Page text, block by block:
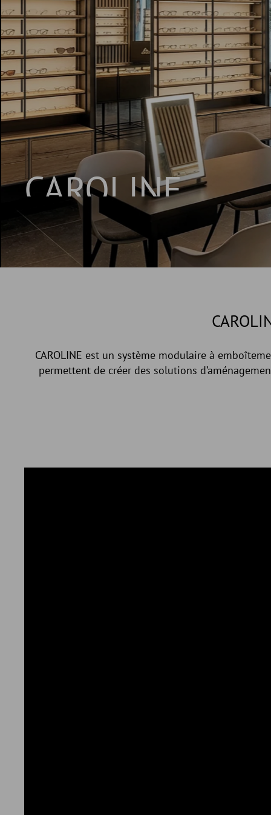
CAROLINE
SYSTÈME D’ÉTAGÈRES INNOVANT
CAROLINE est un système modulaire à
permettent de créer des solutions